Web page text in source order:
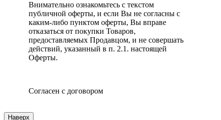
Внимательно ознакомьтесь с текстом
публичной оферты, и если Вы не согласны с
каким-либо пунктом оферты, Вы вправе
отказаться от покупки Товаров,
предоставляемых Продавцом, и не совершать
действий, указанный в п. 2.1. настоящей
Оферты.
Согласен с договором
Наверх